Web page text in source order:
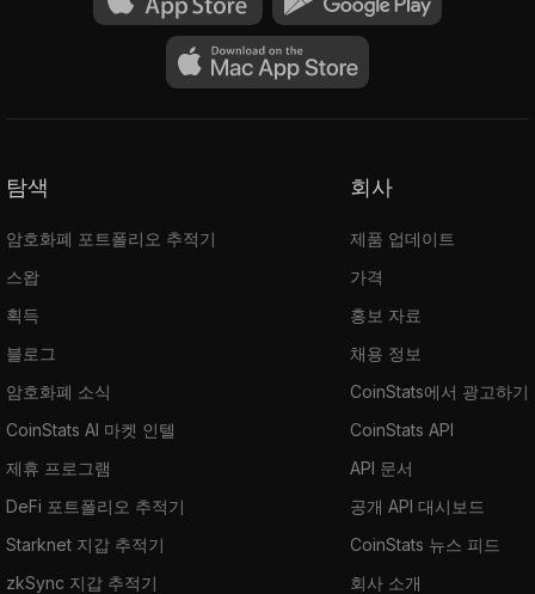
탐색
암호화폐 포트폴리오 추적기
스왑
획득
블로그
암호화폐 소식
CoinStats AI 마켓 인텔
제휴 프로그램
DeFi 포트폴리오 추적기
Starknet 지갑 추적기
zkSync 지갑 추적기
회사
제품 업데이트
가격
홍보 자료
채용 정보
CoinStats에서 광고하기
CoinStats API
API 문서
공개 API 대시보드
CoinStats 뉴스 피드
회사 소개